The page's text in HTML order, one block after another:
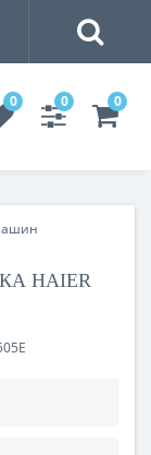
0 0 0
HAIER